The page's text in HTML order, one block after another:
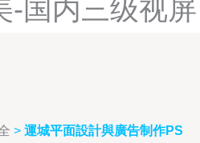
-国内三级视屏
> 運城平面設計與廣告制作PS